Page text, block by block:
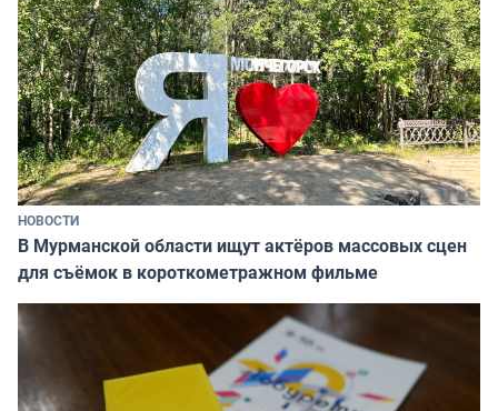
НОВОСТИ
В Мурманской области ищут актёров массовых сцен
для съёмок в короткометражном фильме